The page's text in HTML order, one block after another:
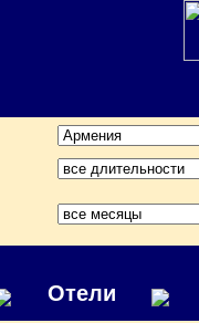
Отели